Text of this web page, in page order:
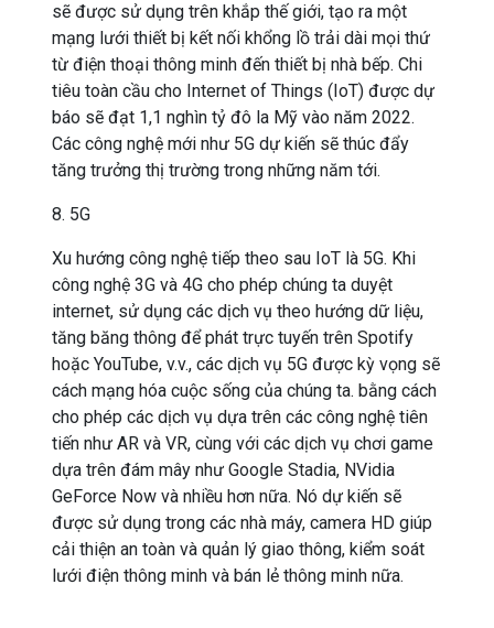
sẽ được sử dụng trên khắp thế giới, tạo ra một
mạng lưới thiết bị kết nối khổng lồ trải dài mọi thứ
từ điện thoại thông minh đến thiết bị nhà bếp. Chi
tiêu toàn cầu cho Internet of Things (IoT) được dự
báo sẽ đạt 1,1 nghìn tỷ đô la Mỹ vào năm 2022.
Các công nghệ mới như 5G dự kiến ​​sẽ thúc đẩy
tăng trưởng thị trường trong những năm tới.
8. 5G
Xu hướng công nghệ tiếp theo sau IoT là 5G. Khi
công nghệ 3G và 4G cho phép chúng ta duyệt
internet, sử dụng các dịch vụ theo hướng dữ liệu,
tăng băng thông để phát trực tuyến trên Spotify
hoặc YouTube, v.v., các dịch vụ 5G được kỳ vọng sẽ
cách mạng hóa cuộc sống của chúng ta. bằng cách
cho phép các dịch vụ dựa trên các công nghệ tiên
tiến như AR và VR, cùng với các dịch vụ chơi game
dựa trên đám mây như Google Stadia, NVidia
GeForce Now và nhiều hơn nữa. Nó dự kiến ​​sẽ
được sử dụng trong các nhà máy, camera HD giúp
cải thiện an toàn và quản lý giao thông, kiểm soát
lưới điện thông minh và bán lẻ thông minh nữa.